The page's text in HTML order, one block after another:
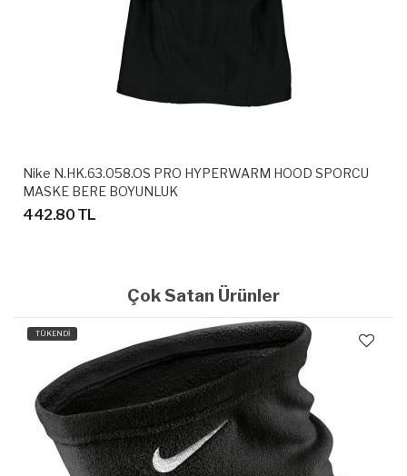
Nike N.HK.63.058.OS PRO HYPERWARM HOOD SPORCU
MASKE BERE BOYUNLUK
442.80 TL
Çok Satan Ürünler
TÜKENDİ